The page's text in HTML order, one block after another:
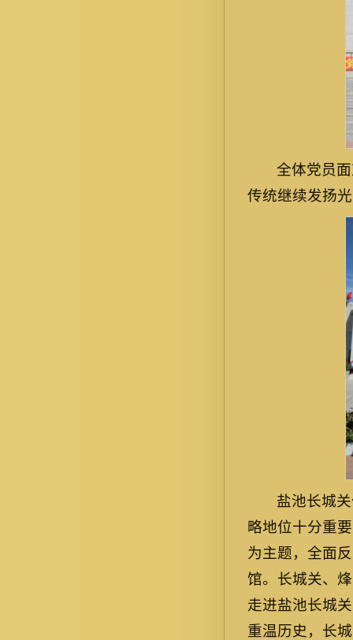
全体党员
传统继续发扬
盐池长城
略地位十分重
为主题，全面
馆。长城关、
走进盐池长城
重温历史，长